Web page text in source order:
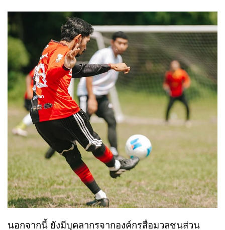
นอกจากนี้ ยังมีบุคลากรจากองค์กรสื่อมวลชนส่วน